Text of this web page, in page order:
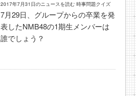
2017年7月31日のニュースを読む 時事問題クイズ
7月29日、グループからの卒業を発
表したNMB48の1期生メンバーは
誰でしょう？